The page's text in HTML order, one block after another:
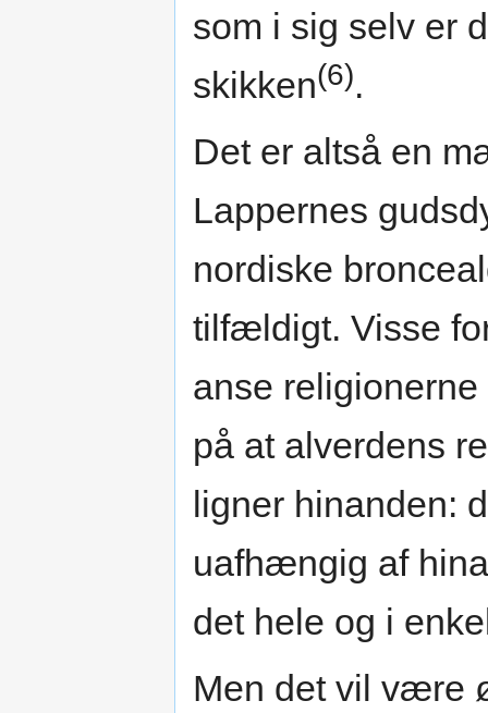
som i sig selv er
skikken(6).
Det er altså en
Lappernes
nordiske
tilfældigt. Visse
anse
på at alverdens
ligner hinanden:
uafhængig af
det hele og i
Men det vil være